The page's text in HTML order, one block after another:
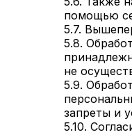
помощью
5.7.
5.8.
не
5.9.
запреты и
5.10.